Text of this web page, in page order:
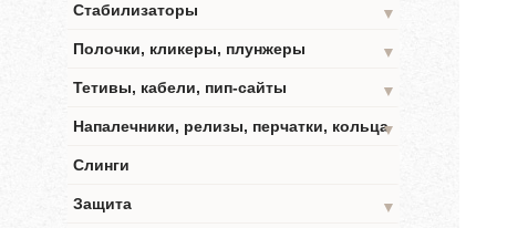
Стабилизаторы
▼
Полочки, кликеры, плунжеры
▼
Тетивы, кабели, пип-сайты
▼
Напалечники, релизы, перчатки, кольца▼
Слинги
Защита
▼